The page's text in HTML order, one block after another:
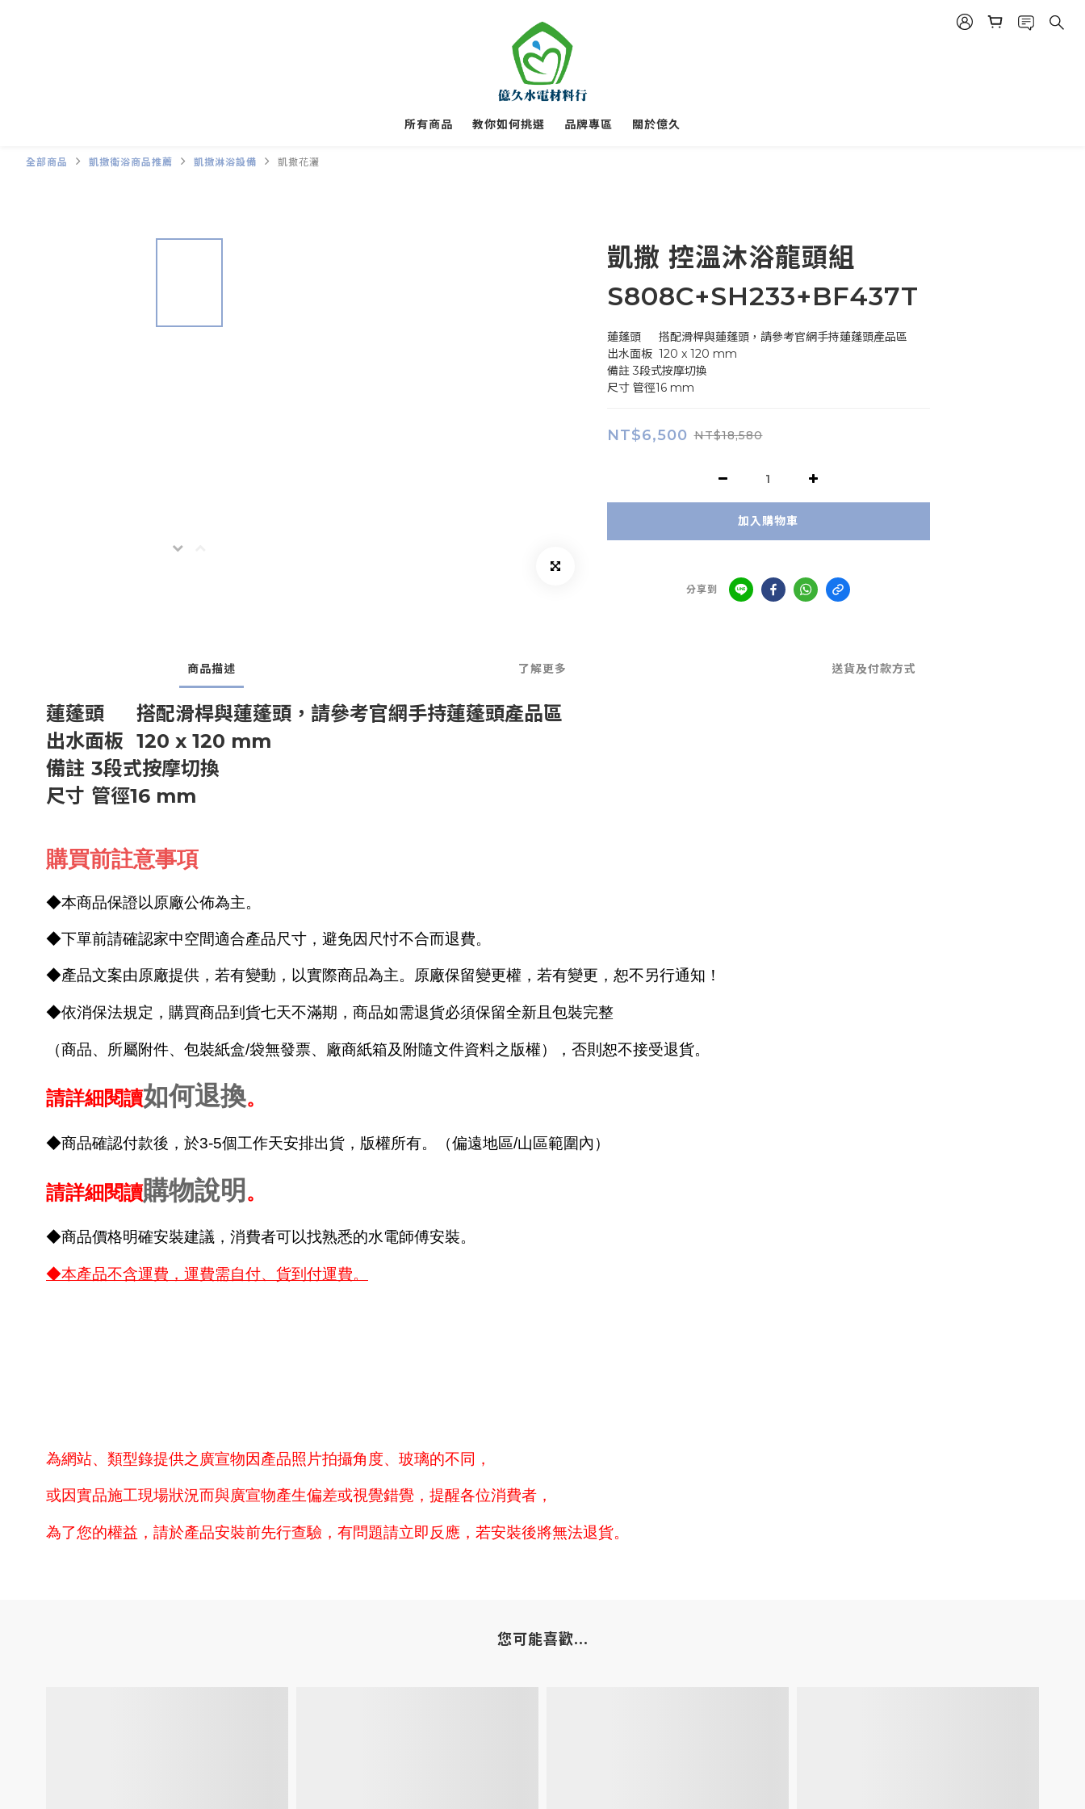
所有商品 教你如何挑選 品牌專區 關於億久
全部商品 凱撒衛浴商品推薦 凱撒淋浴設備 凱撒花灑
凱撒 控溫沐浴龍頭組
S808C+SH233+BF437T
蓮蓬頭	搭配滑桿與蓮蓬頭，請參考官網手持蓮蓬頭產品區
出水面板	120 x 120 mm
備註	3段式按摩切換
尺寸	管徑16 mm
NT$6,500 NT$18,580
加入購物車
分享到
商品描述 了解更多 送貨及付款方式
蓮蓬頭
搭配滑桿與蓮蓬頭，請參考官網手持蓮蓬頭產品區
出水面板 120 x 120 mm
備註 3段式按摩切換
尺寸 管徑16 mm
購買前註意事項
◆本商品保證以原廠公佈為主。
◆下單前請確認家中空間適合產品尺寸，避免因尺忖不合而退費。
◆產品文案由原廠提供，若有變動，以實際商品為主。原廠保留變更權，若有變更，恕不另行通知！
◆依消保法規定，購買商品到貨七天不滿期，商品如需退貨必須保留全新且包裝完整
（商品、所屬附件、包裝紙盒/袋無發票、廠商紙箱及附隨文件資料之版權），否則恕不接受退貨。
請詳細閱讀如何退換。
◆商品確認付款後，於3-5個工作天安排出貨，版權所有。（偏遠地區/山區範圍內）
請詳細閱讀購物說明 。
◆商品價格明確安裝建議，消費者可以找熟悉的水電師傅安裝。
◆本產品不含運費，運費需自付、貨到付運費。
為網站、類型錄提供之廣宣物因產品照片拍攝角度、玻璃的不同，
或因實品施工現場狀況而與廣宣物產生偏差或視覺錯覺，提醒各位消費者，
為了您的權益，請於產品安裝前先行查驗，有問題請立即反應，若安裝後將無法退貨。
您可能喜歡...